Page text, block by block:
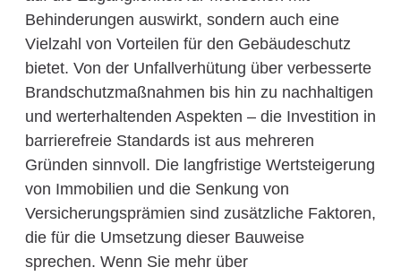
Behinderungen auswirkt, sondern auch eine
Vielzahl von Vorteilen für den Gebäudeschutz
bietet. Von der Unfallverhütung über verbesserte
Brandschutzmaßnahmen bis hin zu nachhaltigen
und werterhaltenden Aspekten – die Investition in
barrierefreie Standards ist aus mehreren
Gründen sinnvoll. Die langfristige Wertsteigerung
von Immobilien und die Senkung von
Versicherungsprämien sind zusätzliche Faktoren,
die für die Umsetzung dieser Bauweise
sprechen. Wenn Sie mehr über